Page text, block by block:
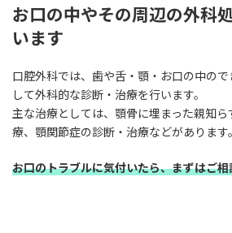
お口の中やその周辺の外科
います
口腔外科では、歯や舌・顎・お口の中の
して外科的な診断・治療を行います。
主な治療としては、顎骨に埋まった親知
療、顎関節症の診断・治療などがあります。
お口のトラブルに気付いたら、まずはご